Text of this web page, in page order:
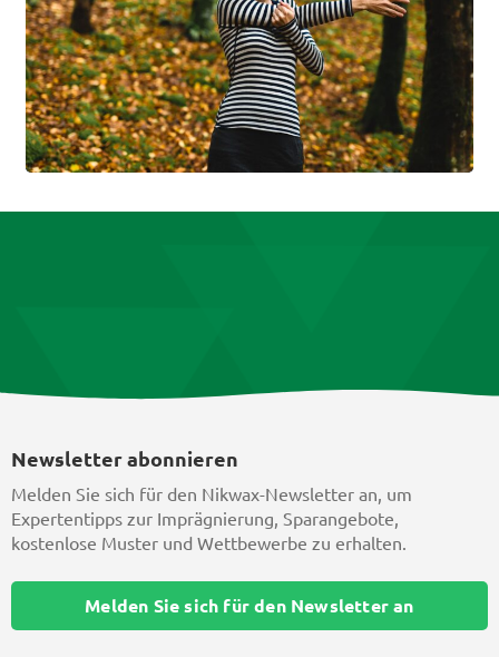
Newsletter abonnieren
Melden Sie sich für den Nikwax-Newsletter an, um
Expertentipps zur Imprägnierung, Sparangebote,
kostenlose Muster und Wettbewerbe zu erhalten.
Melden Sie sich für den Newsletter an